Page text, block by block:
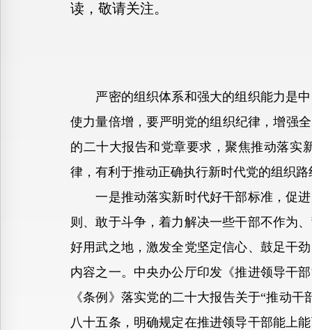
读，敬请关注。
严密的组织体系和强大的组织能力是中
使力量倍增，要严明党的组织纪律，增强
的二十大报告和党章要求，聚焦推动落实
律，有利于推动正确执行新时代党的组织
一是推动落实新时代好干部标准，促进
则、敢于斗争，着力解决一些干部不作为
好用武之地，激发全党坚定信心、鼓足干
内容之一。中央办公厅印发《推进领导干
《条例》落实党的二十大报告关于“推动
八十五条，明确规定在推进领导干部能上